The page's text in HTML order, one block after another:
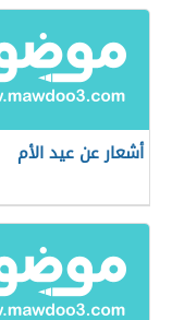
أشعار عن عيد الأم